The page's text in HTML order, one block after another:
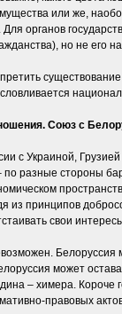
или же,
органов
но не его
Союз с
с Украиной,
по разные стороны
из принципов
свои
Белоруссия
может
– химера. Короче
правовых